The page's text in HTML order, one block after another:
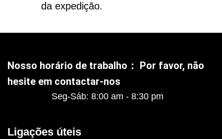
da expedição.
Nosso horário de trabalho： Por favor, não
hesite em contactar-nos
Seg-Sáb: 8:00 am - 8:30 pm
Ligações úteis